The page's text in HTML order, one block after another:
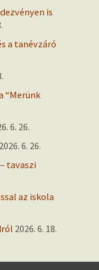
is
a tanévzáró
“Merünk
6. 26.
2026. 6. 26.
tavaszi
az iskola
2026. 6. 18.